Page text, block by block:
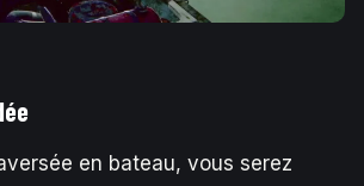
en bateau, vous serez